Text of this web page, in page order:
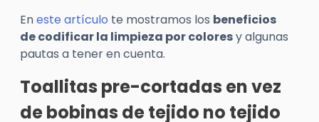
Eneste artículo te mostramos los beneficios
de codificar la limpieza por coloresy algunas
pautas a tener en cuenta.
Toallitas pre-cortadas en vez
de bobinas de tejido no tejido